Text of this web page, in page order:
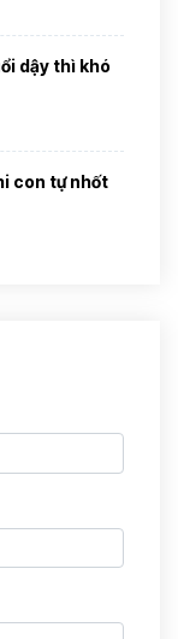
dậy thì khó
con tự nhốt